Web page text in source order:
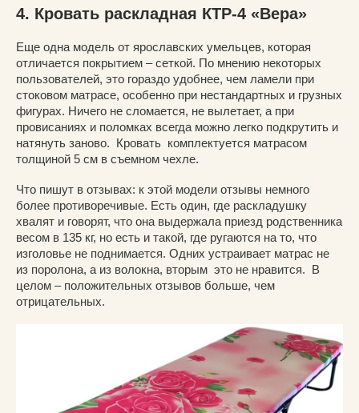
4. Кровать раскладная КТР-4 «Вера»
Еще одна модель от ярославских умельцев, которая
отличается покрытием – сеткой. По мнению некоторых
пользователей, это гораздо удобнее, чем ламели при
стоковом матрасе, особенно при нестандартных и грузных
фигурах. Ничего не сломается, не вылетает, а при
провисаниях и поломках всегда можно легко подкрутить и
натянуть заново. Кровать комплектуется матрасом
толщиной 5 см в съемном чехле.
Что пишут в отзывах: к этой модели отзывы немного
более противоречивые. Есть один, где раскладушку
хвалят и говорят, что она выдержала приезд родственника
весом в 135 кг, но есть и такой, где ругаются на то, что
изголовье не поднимается. Одних устраивает матрас не
из поролона, а из волокна, вторым это не нравится. В
целом – положительных отзывов больше, чем
отрицательных.